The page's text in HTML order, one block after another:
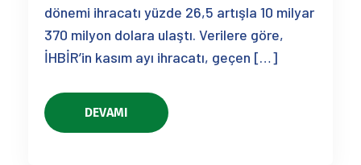
dönemi ihracatı yüzde 26,5 artışla 10 milyar
370 milyon dolara ulaştı. Verilere göre,
İHBİR’in kasım ayı ihracatı, geçen […]
DEVAMI